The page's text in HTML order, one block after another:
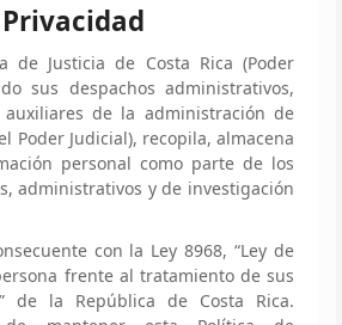
de Justicia de Costa Rica (Poder
sus despachos administrativos,
auxiliares de la administración de
Poder Judicial), recopila, almacena
personal como parte de los
administrativos y de investigación
con la Ley 8968, “Ley de
frente al tratamiento de sus
de la República de Costa Rica.